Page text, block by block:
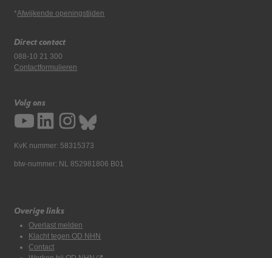
*Afwijkende openingstijden
Direct contact
088-10 21 300
Contactformulieren
Volg ons
KvK nummer: 58315373
btw-nummer: NL 852981806 B01
Overige links
Overlast melden
Klacht tegen OD NHN
Contact